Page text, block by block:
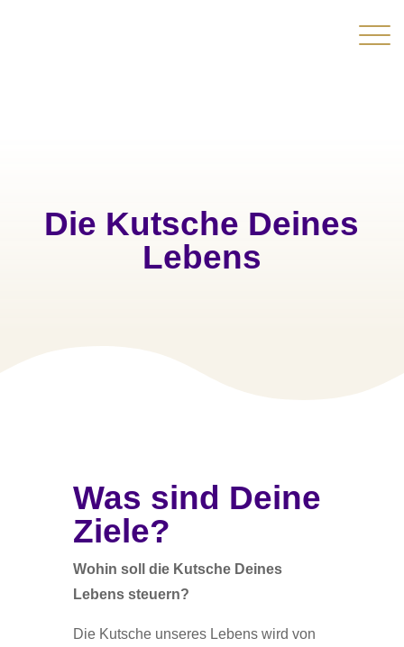
Die Kutsche Deines
Lebens
Was sind Deine
Ziele?
Wohin soll die Kutsche Deines
Lebens steuern?
Die Kutsche unseres Lebens wird von